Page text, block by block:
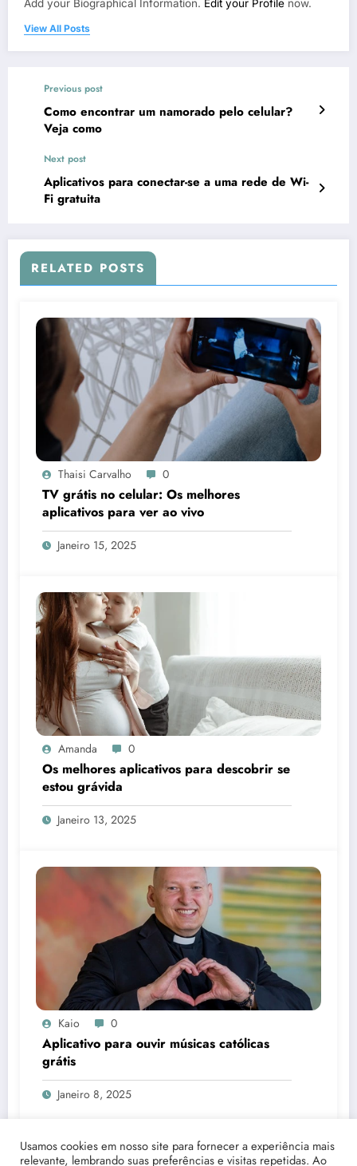
Add your Biographical Information. Edit your Profile now.
View All Posts
Previous post
Como encontrar um namorado pelo celular?
Veja como
Next post
Aplicativos para conectar-se a uma rede de Wi-
Fi gratuita
RELATED POSTS
Thaisi Carvalho 0
TV grátis no celular: Os melhores
aplicativos para ver ao vivo
Janeiro 15, 2025
Amanda 0
Os melhores aplicativos para descobrir se
estou grávida
Janeiro 13, 2025
Kaio 0
Aplicativo para ouvir músicas católicas
grátis
Janeiro 8, 2025
Usamos cookies em nosso site para fornecer a experiência mais
relevante, lembrando suas preferências e visitas repetidas. Ao